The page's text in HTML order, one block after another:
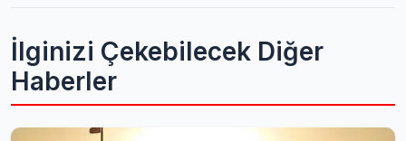
İlginizi Çekebilecek Diğer
Haberler